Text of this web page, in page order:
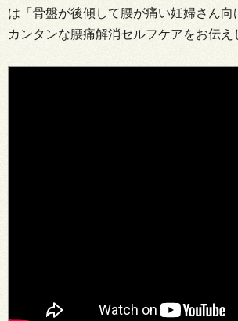
は「骨盤が後傾して腰が痛い妊婦さん向
カンタンな腰痛解消セルフケアをお伝え